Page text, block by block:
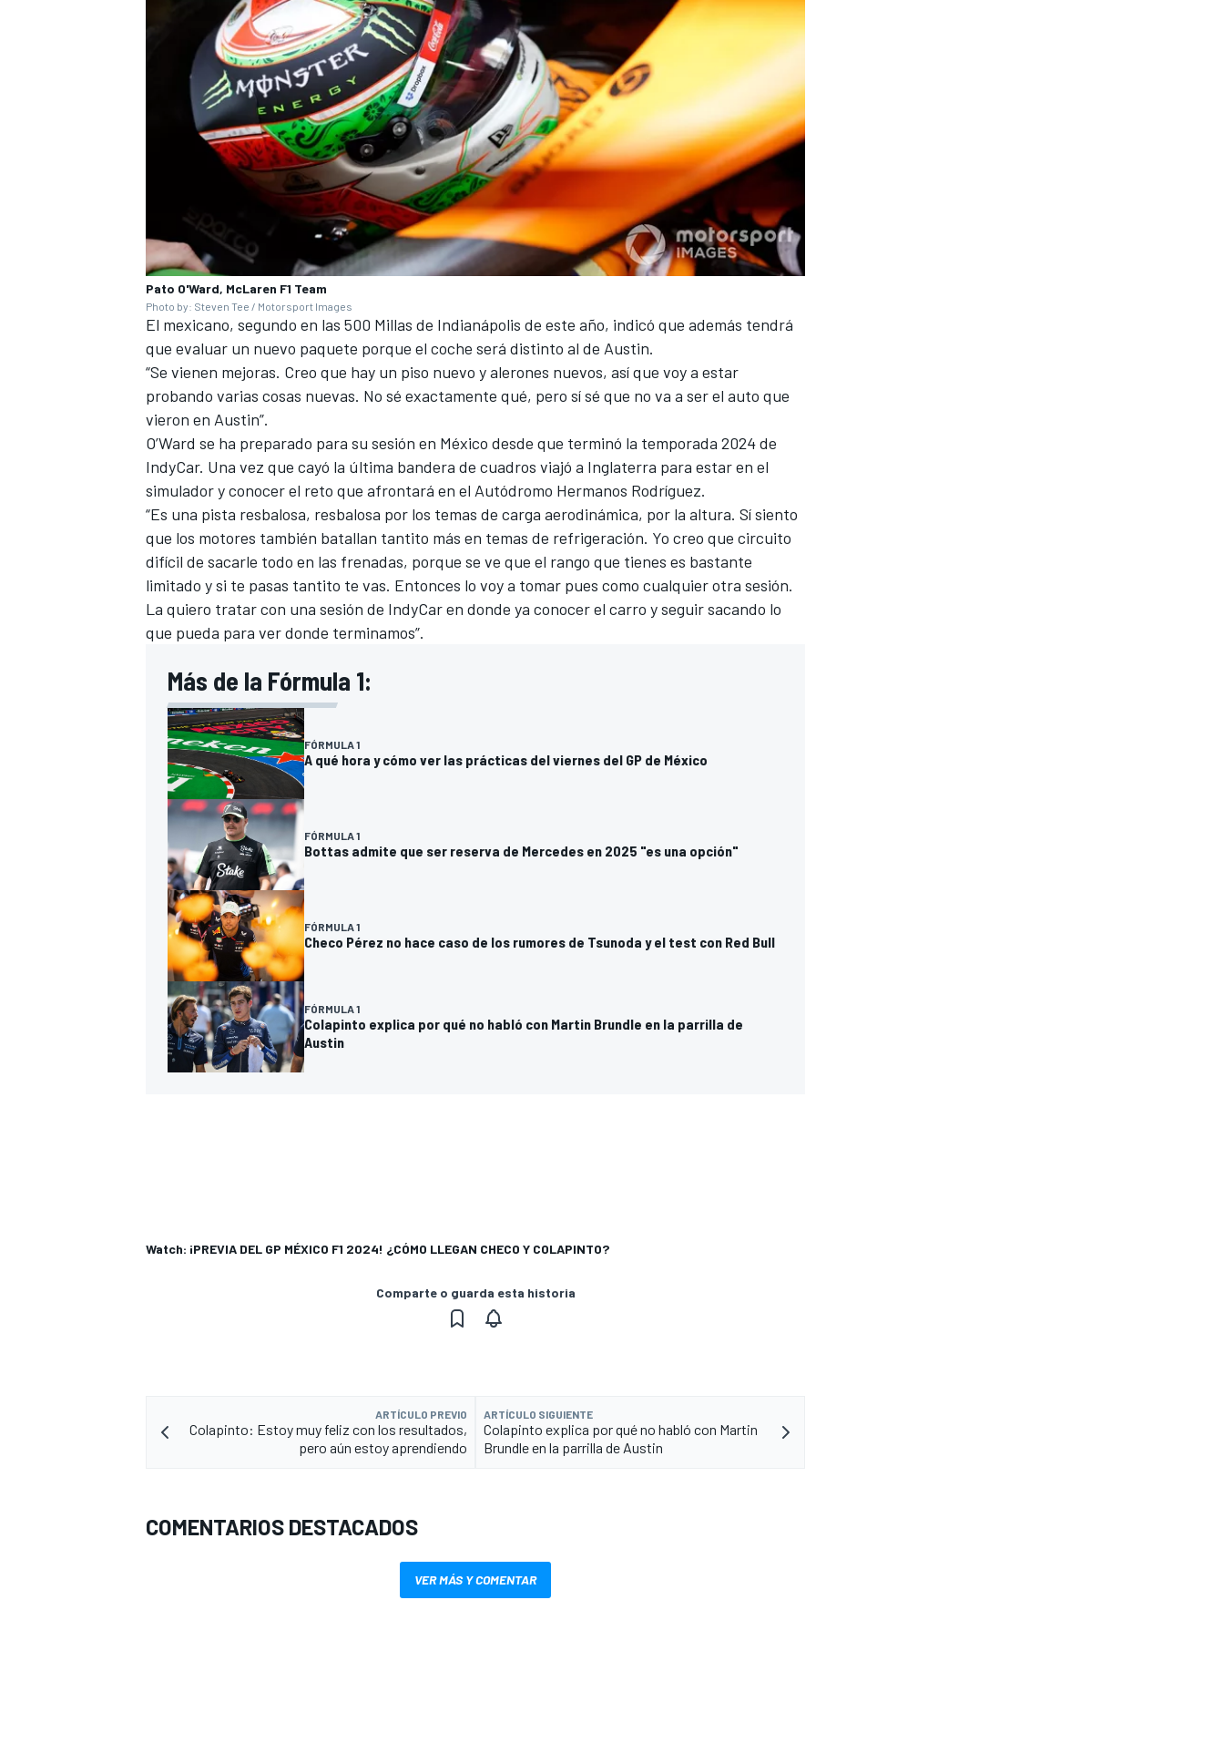
MÁS CATEGORÍAS
Pato O'Ward, McLaren F1 Team
Photo by: Steven Tee / Motorsport Images
El mexicano, segundo en las 500 Millas de Indianápolis de este año, indicó que además tendrá
que evaluar un nuevo paquete porque el coche será distinto al de Austin.
“Se vienen mejoras. Creo que hay un piso nuevo y alerones nuevos, así que voy a estar
probando varias cosas nuevas. No sé exactamente qué, pero sí sé que no va a ser el auto que
vieron en Austin”.
O’Ward se ha preparado para su sesión en México desde que terminó la temporada 2024 de
IndyCar. Una vez que cayó la última bandera de cuadros viajó a Inglaterra para estar en el
simulador y conocer el reto que afrontará en el Autódromo Hermanos Rodríguez.
“Es una pista resbalosa, resbalosa por los temas de carga aerodinámica, por la altura. Sí siento
que los motores también batallan tantito más en temas de refrigeración. Yo creo que circuito
difícil de sacarle todo en las frenadas, porque se ve que el rango que tienes es bastante
limitado y si te pasas tantito te vas. Entonces lo voy a tomar pues como cualquier otra sesión.
La quiero tratar con una sesión de IndyCar en donde ya conocer el carro y seguir sacando lo
que pueda para ver donde terminamos”.
Más de la Fórmula 1:
FÓRMULA 1
A qué hora y cómo ver las prácticas del viernes del GP de México
FÓRMULA 1
Bottas admite que ser reserva de Mercedes en 2025 "es una opción"
FÓRMULA 1
Checo Pérez no hace caso de los rumores de Tsunoda y el test con Red Bull
FÓRMULA 1
Colapinto explica por qué no habló con Martin Brundle en la parrilla de
Austin
Watch: ¡PREVIA DEL GP MÉXICO F1 2024! ¿CÓMO LLEGAN CHECO Y COLAPINTO?
Comparte o guarda esta historia
ARTÍCULO PREVIO
Colapinto: Estoy muy feliz con los resultados,
pero aún estoy aprendiendo
ARTÍCULO SIGUIENTE
Colapinto explica por qué no habló con Martin
Brundle en la parrilla de Austin
COMENTARIOS DESTACADOS
VER MÁS Y COMENTAR